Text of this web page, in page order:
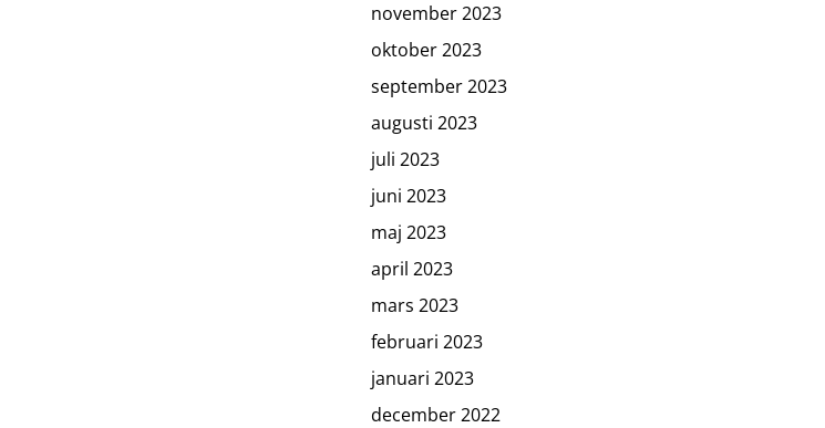
november 2023
oktober 2023
september 2023
augusti 2023
juli 2023
juni 2023
maj 2023
april 2023
mars 2023
februari 2023
januari 2023
december 2022